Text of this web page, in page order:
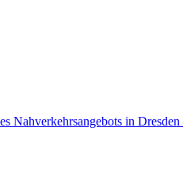
Nahverkehrsangebots in